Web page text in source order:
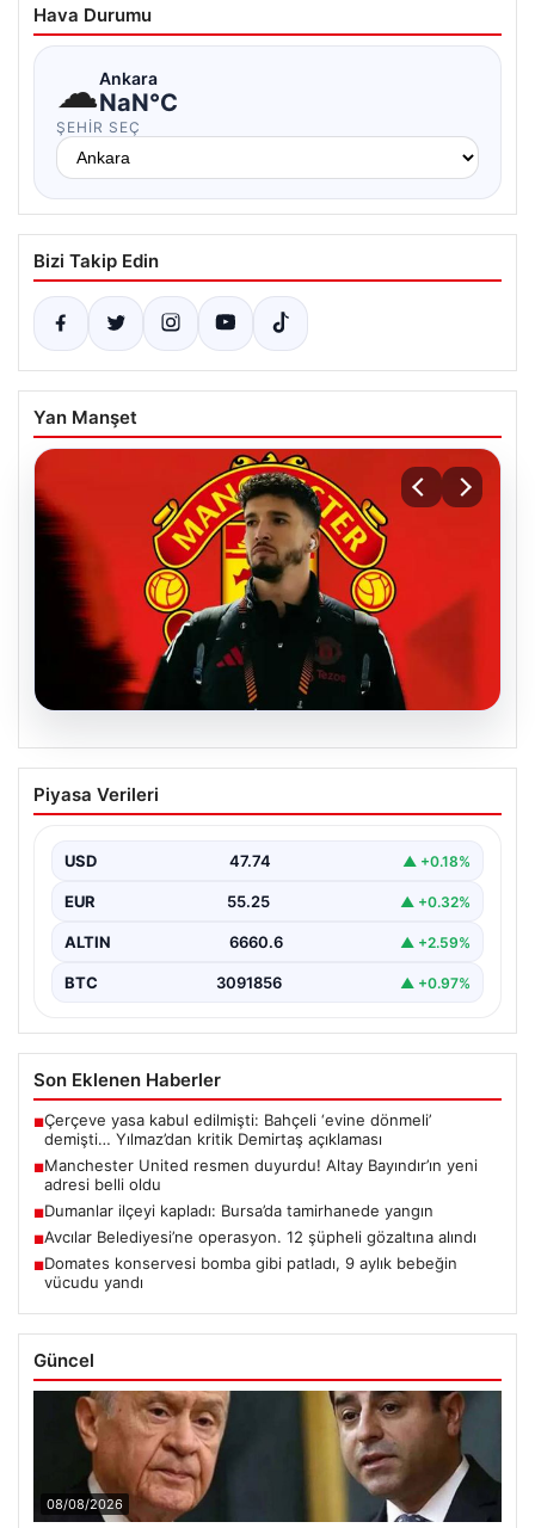
Hava Durumu
☁Ankara
NaN°C
ŞEHIR SEÇ
Bizi Takip Edin
Yan Manşet
07.08.2026
Manchester United resmen duyurdu!
Altay Bayındır’ın yeni adresi belli oldu
Piyasa Verileri
USD 47.74 ▲ +0.18%
EUR 55.25 ▲ +0.32%
ALTIN 6660.6 ▲ +2.59%
BTC 3091856 ▲ +0.97%
Son Eklenen Haberler
■Çerçeve yasa kabul edilmişti: Bahçeli ‘evine dönmeli’
demişti… Yılmaz’dan kritik Demirtaş açıklaması
■Manchester United resmen duyurdu! Altay Bayındır’ın yeni
adresi belli oldu
■Dumanlar ilçeyi kapladı: Bursa’da tamirhanede yangın
■Avcılar Belediyesi’ne operasyon. 12 şüpheli gözaltına alındı
■Domates konservesi bomba gibi patladı, 9 aylık bebeğin
vücudu yandı
Güncel
08/08/2026